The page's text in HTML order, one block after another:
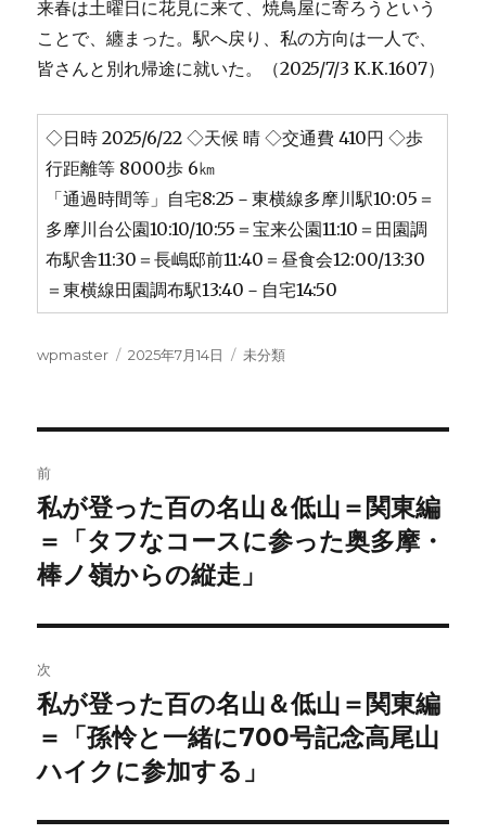
来春は土曜日に花見に来て、焼鳥屋に寄ろうという
ことで、纏まった。駅へ戻り、私の方向は一人で、
皆さんと別れ帰途に就いた。（2025/7/3 K.K.1607）
◇日時 2025/6/22 ◇天候 晴 ◇交通費 410円 ◇歩
行距離等 8000歩 6㎞
「通過時間等」自宅8:25－東横線多摩川駅10:05＝
多摩川台公園10:10/10:55＝宝来公園11:10＝田園調
布駅舎11:30＝長嶋邸前11:40＝昼食会12:00/13:30
＝東横線田園調布駅13:40－自宅14:50
投
wpmaster
投
2025年7月14日
カ
未分類
稿
ナ
ビ
ゲ
ー
シ
ョ
ン
前
前
の
投
私が登った百の名山＆低山＝関東編
＝「タフなコースに参った奥多摩・
棒ノ嶺からの縦走」
次
次
の
投
私が登った百の名山＆低山＝関東編
＝「孫怜と一緒に700号記念高尾山
ハイクに参加する」